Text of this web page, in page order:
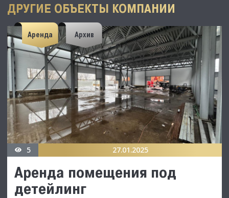
ДРУГИЕ ОБЪЕКТЫ КОМПАНИИ
Аренда Архив
5 27.01.2025
Аренда помещения под
детейлинг